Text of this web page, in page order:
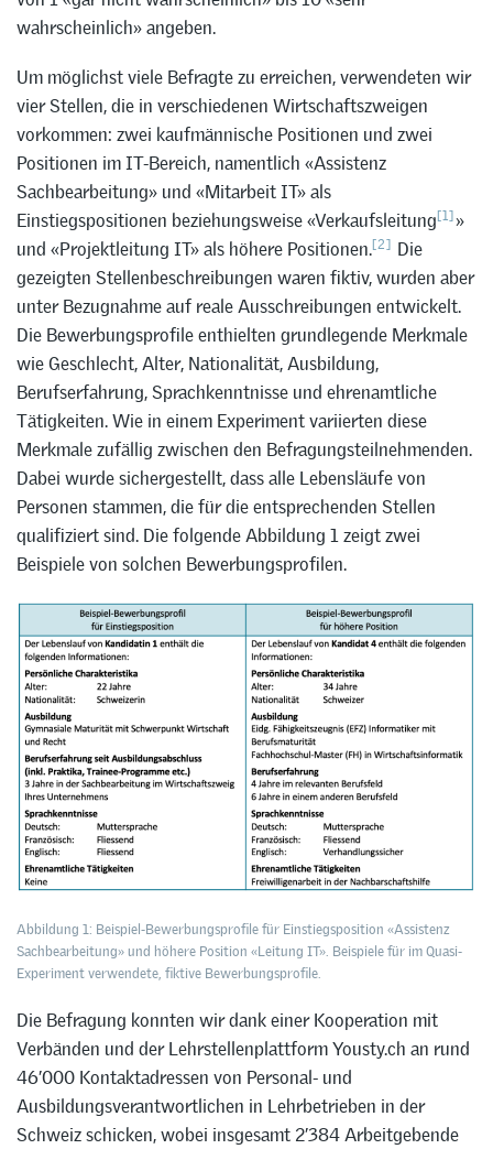
wahrscheinlich» angeben.
Um möglichst viele Befragte zu erreichen, verwendeten wir
vier Stellen, die in verschiedenen Wirtschaftszweigen
vorkommen: zwei kaufmännische Positionen und zwei
Positionen im IT-Bereich, namentlich «Assistenz
Sachbearbeitung» und «Mitarbeit IT» als
Einstiegspositionen beziehungsweise «Verkaufsleitung[1]»
und «Projektleitung IT» als höhere Positionen.[2] Die
gezeigten Stellenbeschreibungen waren fiktiv, wurden aber
unter Bezugnahme auf reale Ausschreibungen entwickelt.
Die Bewerbungsprofile enthielten grundlegende Merkmale
wie Geschlecht, Alter, Nationalität, Ausbildung,
Berufserfahrung, Sprachkenntnisse und ehrenamtliche
Tätigkeiten. Wie in einem Experiment variierten diese
Merkmale zufällig zwischen den Befragungsteilnehmenden.
Dabei wurde sichergestellt, dass alle Lebensläufe von
Personen stammen, die für die entsprechenden Stellen
qualifiziert sind. Die folgende Abbildung 1 zeigt zwei
Beispiele von solchen Bewerbungsprofilen.
Abbildung 1: Beispiel-Bewerbungsprofile für Einstiegsposition «Assistenz
Sachbearbeitung» und höhere Position «Leitung IT». Beispiele für im Quasi-
Experiment verwendete, fiktive Bewerbungsprofile.
Die Befragung konnten wir dank einer Kooperation mit
Verbänden und der Lehrstellenplattform Yousty.ch an rund
46’000 Kontaktadressen von Personal- und
Ausbildungsverantwortlichen in Lehrbetrieben in der
Schweiz schicken, wobei insgesamt 2’384 Arbeitgebende